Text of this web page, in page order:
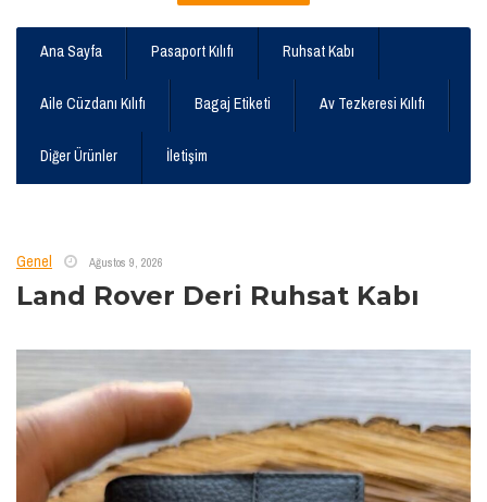
Ana Sayfa Pasaport Kılıfı Ruhsat Kabı
Aile Cüzdanı Kılıfı Bagaj Etiketi Av Tezkeresi Kılıfı
Diğer Ürünler İletişim
Genel Ağustos 9, 2026
Land Rover Deri Ruhsat Kabı